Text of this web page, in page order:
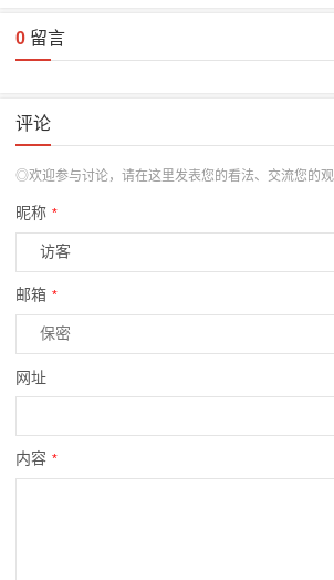
0 留言
评论
◎欢迎参与讨论，请在这里发表您的看法、交流您的观
昵称 *
邮箱 *
网址
内容 *